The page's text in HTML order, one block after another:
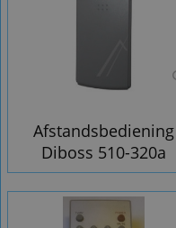
Afstandsbediening
Diboss 510-320a